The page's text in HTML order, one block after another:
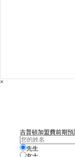
×
吉普頓加盟費前期
先生